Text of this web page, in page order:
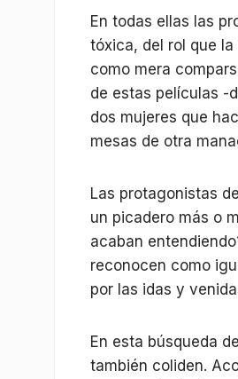
En todas ellas las
tóxica, del rol que
como mera
de estas películas -
dos mujeres que
mesas de otra
Las protagonistas de
un picadero más o
acaban
reconocen como
por las idas y
En esta búsqueda
también coliden.